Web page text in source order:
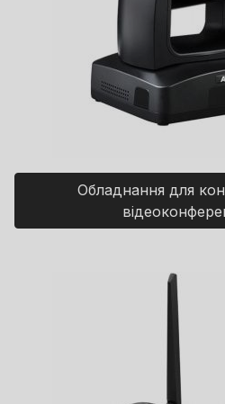
Обладнання для